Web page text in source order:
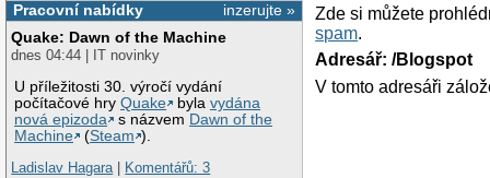
inzerujte »
Pracovní nabídky
Quake: Dawn of the Machine
dnes 04:44 | IT novinky
U příležitosti 30. výročí vydání
počítačové hryQuake bylavydána
nová epizoda
s názvem Dawn of the
Machine
(Steam ).
Ladislav Hagara| Komentářů: 3
Zde si můžete
spam.
Adresář: /Blogspot
V tomto adresáři